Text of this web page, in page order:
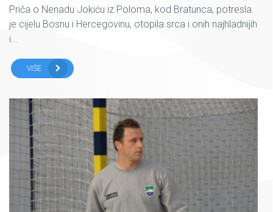
Priča o Nenadu Jokiću iz Poloma, kod Bratunca, potresla
je cijelu Bosnu i Hercegovinu, otopila srca i onih najhladnijih
i...
VIŠE